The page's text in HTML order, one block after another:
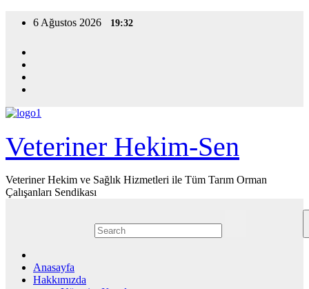
6 Ağustos 2026 19:32
Veteriner Hekim-Sen
Veteriner Hekim ve Sağlık Hizmetleri ile Tüm Tarım Orman
Çalışanları Sendikası
Anasayfa
Hakkımızda